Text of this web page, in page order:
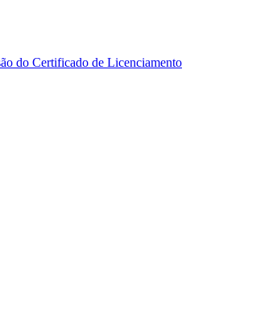
do Certificado de Licenciamento